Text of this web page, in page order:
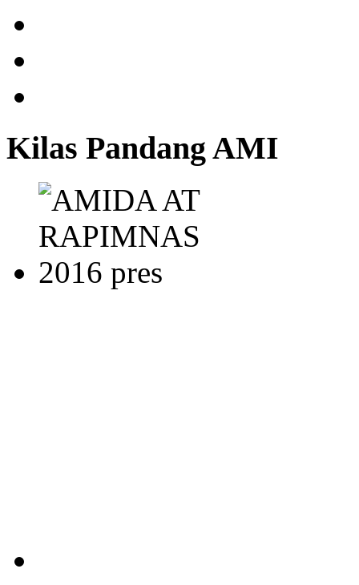
Kilas Pandang AMI